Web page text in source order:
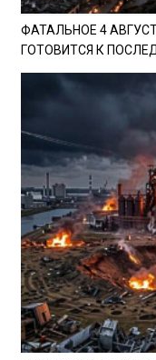
ФАТАЛЬНОЕ 4
ГОТОВИТСЯ К